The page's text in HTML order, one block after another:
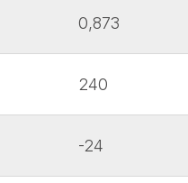
0,873
240
-24